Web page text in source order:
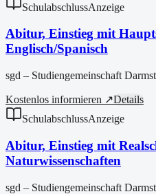
SchulabschlussAnzeige
Abitur, Einstieg mit
Englisch/Spanisch
sgd – Studiengemeinschaft
Kostenlos informieren ↗Details
SchulabschlussAnzeige
Abitur, Einstieg mit
Naturwissenschaften
sgd – Studiengemeinschaft